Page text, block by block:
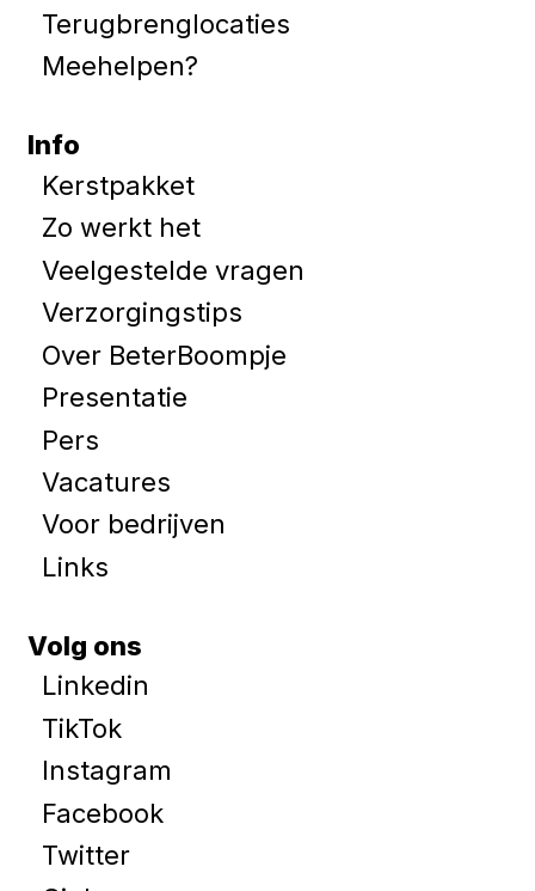
Terugbrenglocaties
Meehelpen?
Info
Kerstpakket
Zo werkt het
Veelgestelde vragen
Verzorgingstips
Over BeterBoompje
Presentatie
Pers
Vacatures
Voor bedrijven
Links
Volg ons
Linkedin
TikTok
Instagram
Facebook
Twitter